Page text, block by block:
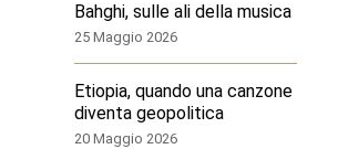
Bahghi, sulle ali della musica
25 Maggio 2026
Etiopia, quando una canzone
diventa geopolitica
20 Maggio 2026